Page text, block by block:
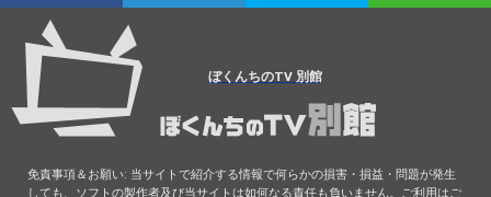
ぼくんちのTV 別館
免責事項＆お願い: 当サイトで紹介する情報で何らかの損害・損益・問題が発生
しても、ソフトの製作者及び当サイトは如何なる責任も負いません。ご利用はご